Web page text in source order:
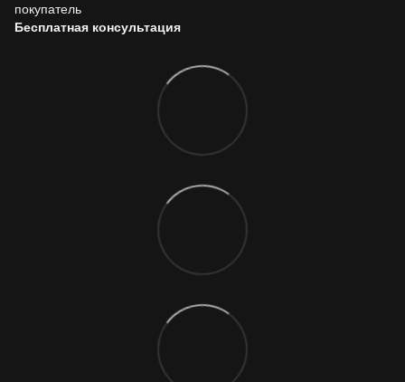
покупатель
Бесплатная консультация